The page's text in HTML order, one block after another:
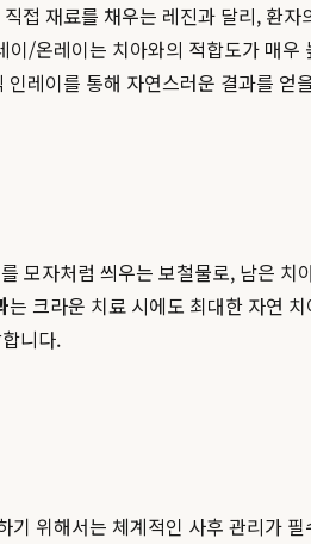
접 재료를 채우는 레진과 달리, 환자
/온레이는 치아와의 적합도가 매우
레이를 통해 자연스러운 결과를 얻
모자처럼 씌우는 보철물로, 남은 치
는 크라운 치료 시에도 최대한 자연
니다.
위해서는 체계적인 사후 관리가